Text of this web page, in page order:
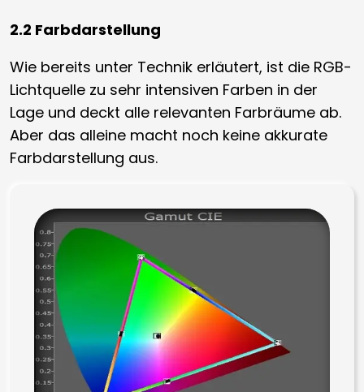
2.2 Farbdarstellung
Wie bereits unter Technik erläutert, ist die RGB-
Lichtquelle zu sehr intensiven Farben in der
Lage und deckt alle relevanten Farbräume ab.
Aber das alleine macht noch keine akkurate
Farbdarstellung aus.